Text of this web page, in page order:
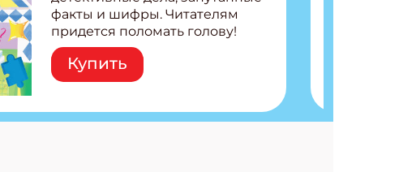
факты и шифры. Читателям
придется поломать голову!
Внутри: Шифры и
расшифровки Плетем
запутанные поделки
Ищем коды 3 комикса
Купить